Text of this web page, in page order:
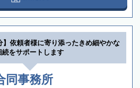
】依頼者様に寄り添ったきめ細やかな
をサポートします
同事務所